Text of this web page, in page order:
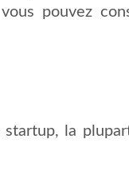
pouvez
la